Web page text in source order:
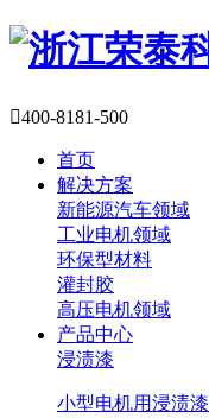
400-8181-500
首页
解决方案
新能源汽车领域
工业电机领域
环保型材料
灌封胶
高压电机领域
产品中心
浸渍漆
小型电机用浸渍漆